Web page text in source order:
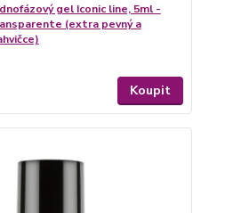
gel Iconic line, 5ml -
(extra pevný a
Koupit